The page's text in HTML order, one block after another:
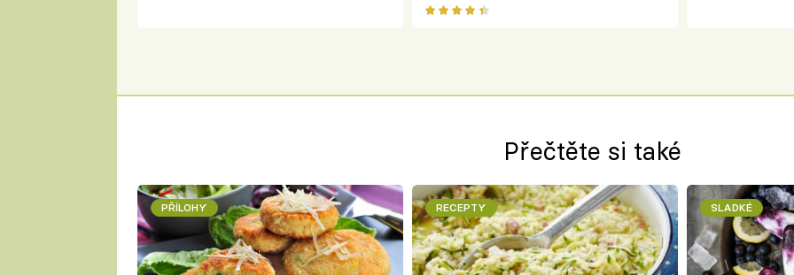
Přečtěte si také
PŘÍLOHY RECEPTY SLADKÉ